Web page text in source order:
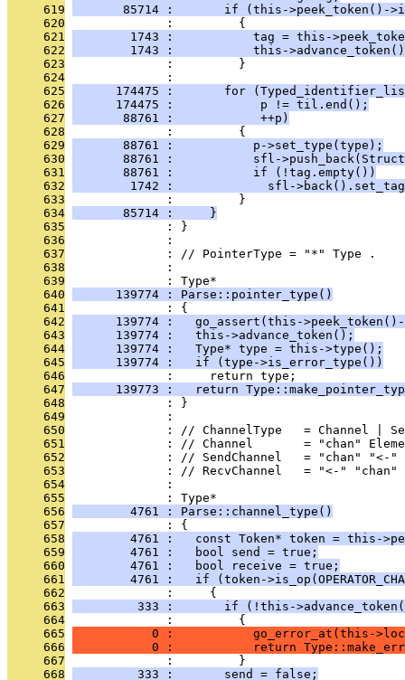
     619
85714 :       if (this->peek_token()-
     620
              :         {
     621
1743 :           tag = this-
     622
1743 :           this-
     623
              :         }
     624
              :
     625
174475 :       for
     626
      174475 :            p != til.end();
     627
       88761 :            ++p)
     628
              :         {
     629
       88761 :           p->set_type(type);
     630
88761 :           sfl-
     631
       88761 :           if (!tag.empty())
     632
1742 :             sfl-
     633
              :         }
     634
       85714 :     }
     635
              : }
     636
              :
     637
              : // PointerType = "*" Type .
     638
              :
     639
              : Type*
     640
      139774 : Parse::pointer_type()
     641
              : {
     642
139774 :   go_assert(this-
     643
      139774 :   this->advance_token();
     644
      139774 :   Type* type = this->type();
     645
      139774 :   if (type->is_error_type())
     646
              :     return type;
     647
139773 :   return
     648
              : }
     649
              :
     650
: // ChannelType   = Channel |
     651
: // Channel       = "chan"
     652
: // SendChannel   = "chan" "<-"
     653
: // RecvChannel   = "<-" "chan"
     654
              :
     655
              : Type*
     656
        4761 : Parse::channel_type()
     657
              : {
     658
4761 :   const Token* token = this-
     659
        4761 :   bool send = true;
     660
        4761 :   bool receive = true;
     661
4761 :   if (token-
     662
              :     {
     663
333 :       if (!this-
     664
              :         {
     665
0 :           go_error_at(this-
     666
0 :           return
     667
              :         }
     668
         333 :       send = false;